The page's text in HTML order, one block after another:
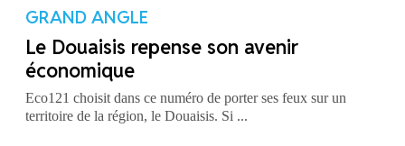
GRAND ANGLE
Le Douaisis repense son avenir
économique
Eco121 choisit dans ce numéro de porter ses feux sur un
territoire de la région, le Douaisis. Si ...